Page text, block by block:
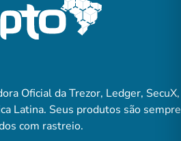
Oficial da Trezor, Ledger, SecuX,
Latina. Seus produtos são sempre
com rastreio.